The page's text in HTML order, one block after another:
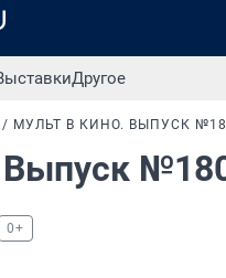
Другое
МУЛЬТ В КИНО. ВЫПУСК
0+